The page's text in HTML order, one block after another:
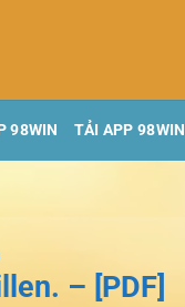
98WIN TẢI APP 98WIN
– [PDF]